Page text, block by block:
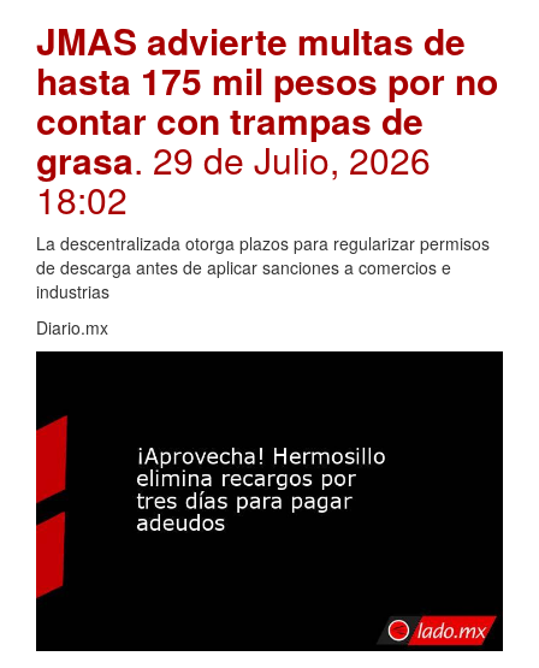
JMAS advierte multas de
hasta 175 mil pesos por no
contar con trampas de
grasa. 29 de Julio, 2026
18:02
La descentralizada otorga plazos para regularizar permisos
de descarga antes de aplicar sanciones a comercios e
industrias
Diario.mx